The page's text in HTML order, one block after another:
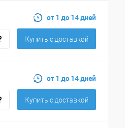
от 1 до 14 дней
Купить c доставкой
от 1 до 14 дней
Купить c доставкой